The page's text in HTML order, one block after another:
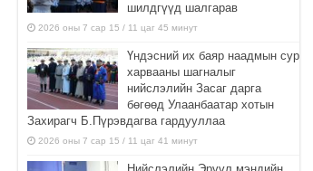
шилдгүүд шалгарав
2026 оны 7 сар 15 / 11 цаг 45 минут
Үндэсний их баяр наадмын сур
харвааны шагналыг
нийслэлийн Засаг дарга
бөгөөд Улаанбаатар хотын
Захирагч Б.Пүрэвдагва гардууллаа
2026 оны 7 сар 15 / 11 цаг 41 минут